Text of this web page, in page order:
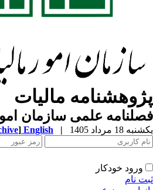
مالیات
علمی سازمان
18 مرداد 1405 |
English
]
ورود خودکار
نام